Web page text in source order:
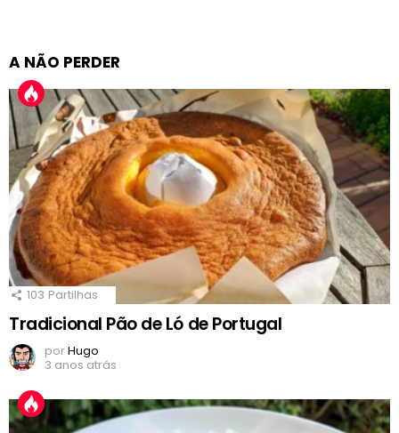
A NÃO PERDER
103 Partilhas
Tradicional Pão de Ló de Portugal
porHugo
3 anos atrás